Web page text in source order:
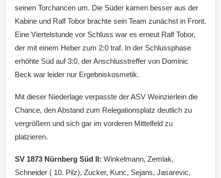
Wintersd
orf 1950
e. V.
seinen Torchancen um. Die Süder kamen besser aus der
Kabine und Ralf Tobor brachte sein Team zunächst in Front.
Eine Viertelstunde vor Schluss war es erneut Ralf Tobor,
der mit einem Heber zum 2:0 traf. In der Schlussphase
erhöhte Süd auf 3:0, der Anschlusstreffer von Dominic
Beck war leider nur Ergebniskosmetik.
Mit dieser Niederlage verpasste der ASV Weinzierlein die
Chance, den Abstand zum Relegationsplatz deutlich zu
vergrößern und sich gar im vorderen Mittelfeld zu
platzieren.
SV 1873 Nürnberg Süd II: Winkelmann, Zemlak,
Schneider ( 10. Pilz), Zucker, Kunc, Sejans, Jasarevic,